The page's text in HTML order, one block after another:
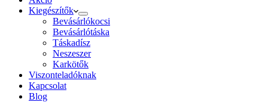
Kiegészítők
Bevásárlókocsi
Bevásárlótáska
Táskadísz
Neszeszer
Karkötők
Viszonteladóknak
Kapcsolat
Blog